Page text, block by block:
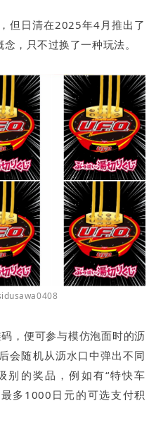
但日清在2025年4月推出了
，只不过换了一种玩法。
，便可参与模仿泡面时的沥
会随机从沥水口中弹出不同
别的奖品，例如有“特快车
最多1000日元的可选支付积